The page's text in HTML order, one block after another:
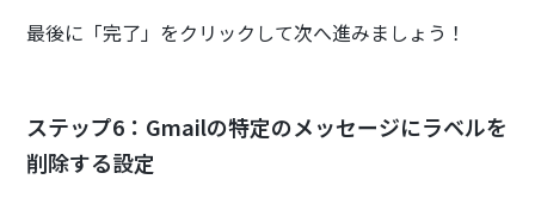
最後に「完了」をクリックして次へ進みましょう！
ステップ6：Gmailの特定のメッセージにラベルを
削除する設定